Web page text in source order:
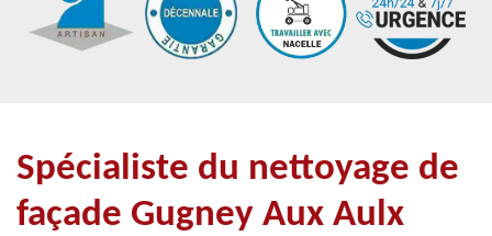
Spécialiste du nettoyage de
façade Gugney Aux Aulx